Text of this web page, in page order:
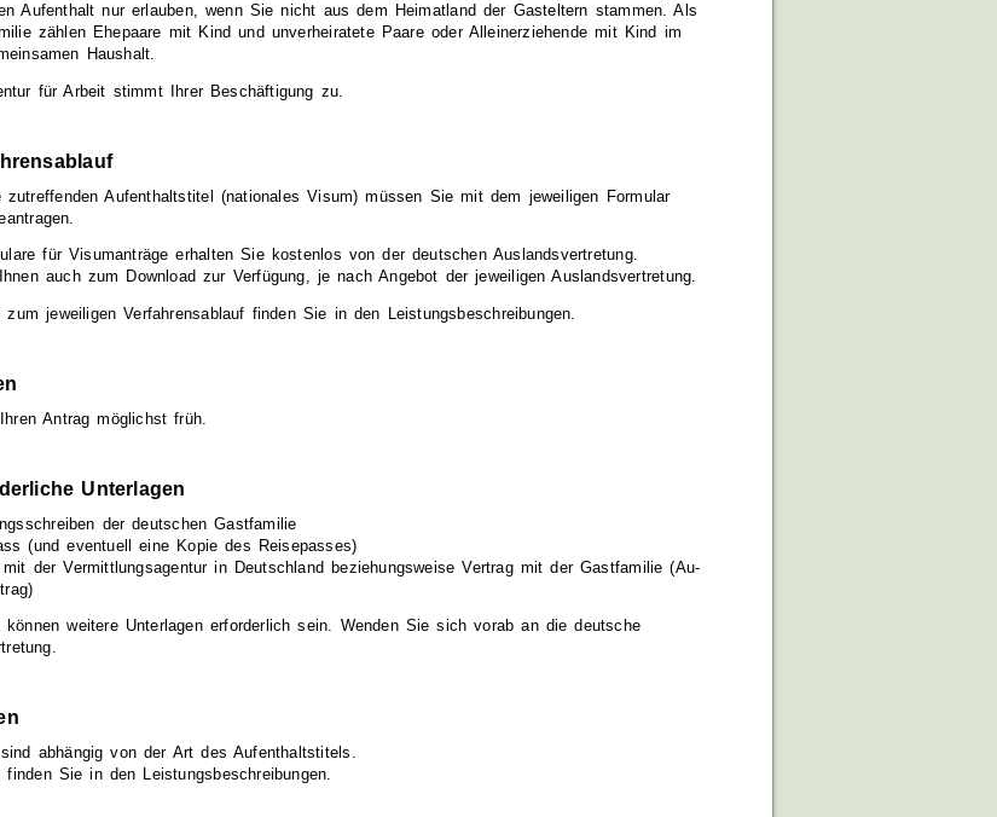
Aufenthalt nur erlauben, wenn Sie nicht aus dem Heimatland der Gasteltern stammen. Als
zählen Ehepaare mit Kind und unverheiratete Paare oder Alleinerziehende mit Kind im
Haushalt.
für Arbeit stimmt Ihrer Beschäftigung zu.
zutreffenden Aufenthaltstitel (nationales Visum) müssen Sie mit dem jeweiligen Formular
für Visumanträge erhalten Sie kostenlos von der deutschen Auslandsvertretung.
auch zum Download zur Verfügung, je nach Angebot der jeweiligen Auslandsvertretung.
zum jeweiligen Verfahrensablauf finden Sie in den Leistungsbeschreibungen.
Antrag möglichst früh.
Unterlagen
der deutschen Gastfamilie
(und eventuell eine Kopie des Reisepasses)
mit der Vermittlungsagentur in Deutschland beziehungsweise Vertrag mit der Gastfamilie (Au-
können weitere Unterlagen erforderlich sein. Wenden Sie sich vorab an die deutsche
abhängig von der Art des Aufenthaltstitels.
finden Sie in den Leistungsbeschreibungen.